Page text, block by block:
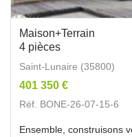
Maison+Terrain
4 pièces
Saint-Lunaire (35800)
401 350 €
Réf. BONE-26-07-15-6
Ensemble, construisons